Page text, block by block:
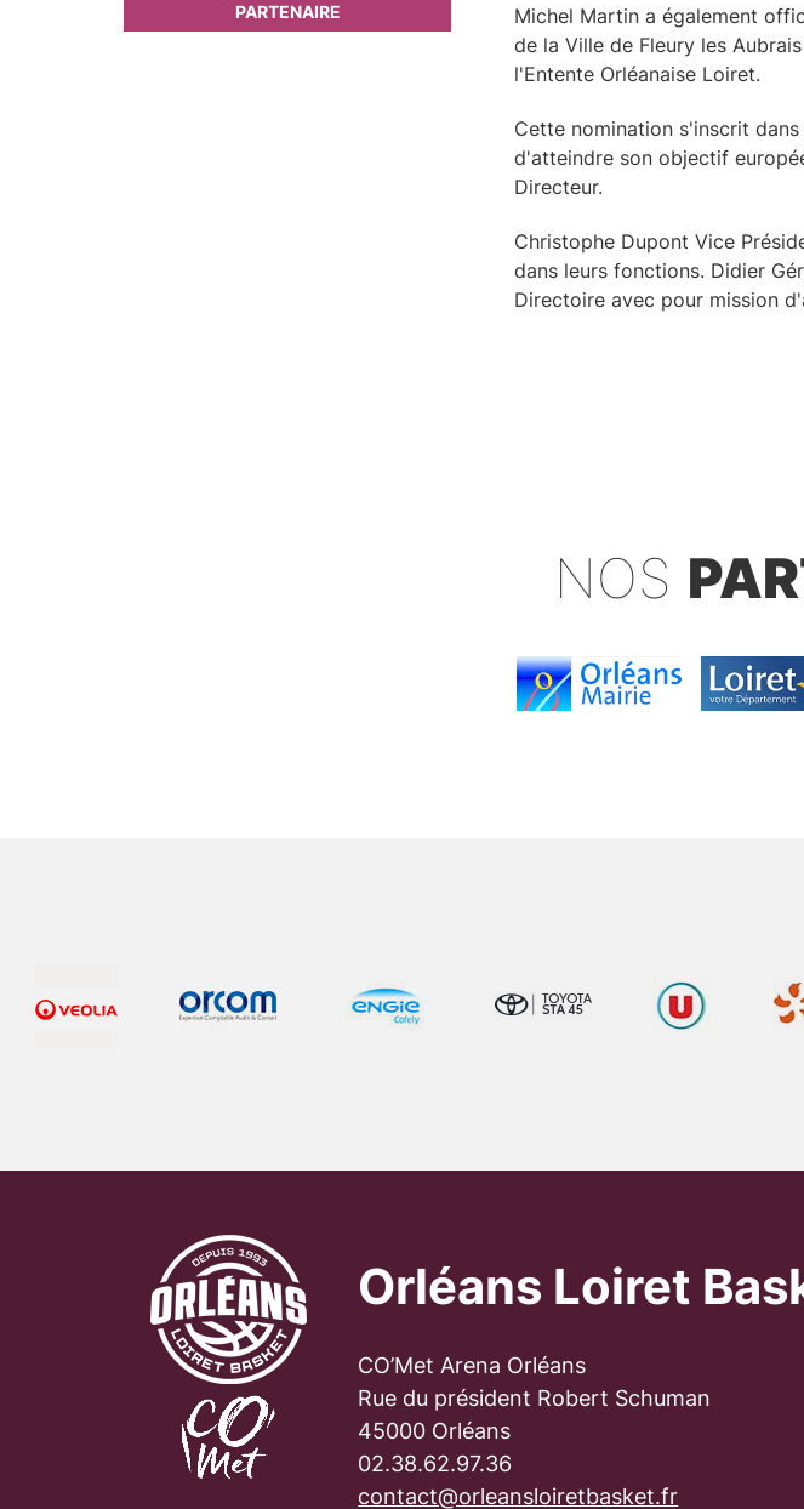
PARTENAIRE
Michel Martin a également
de la Ville de Fleury les
l'Entente Orléanaise Loiret.
Cette nomination s'inscrit
d'atteindre son objectif
Directeur.
Christophe Dupont Vice
dans leurs fonctions. Didier
Directoire avec pour mission
NOS
Orléans Loiret
CO’Met Arena Orléans
Rue du président Robert Schuman
45000 Orléans
02.38.62.97.36
contact@orleansloiretbasket.fr